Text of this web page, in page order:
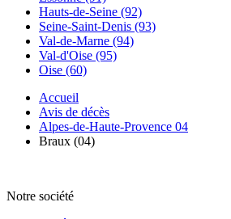
Hauts-de-Seine (92)
Seine-Saint-Denis (93)
Val-de-Marne (94)
Val-d'Oise (95)
Oise (60)
Accueil
Avis de décès
Alpes-de-Haute-Provence 04
Braux (04)
Notre société